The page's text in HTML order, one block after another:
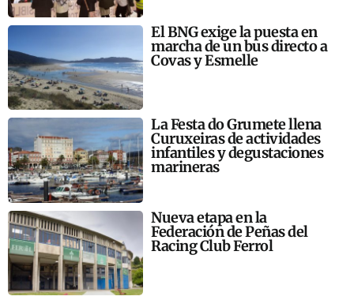
El BNG exige la puesta en
marcha de un bus directo a
Covas y Esmelle
La Festa do Grumete llena
Curuxeiras de actividades
infantiles y degustaciones
marineras
Nueva etapa en la
Federación de Peñas del
Racing Club Ferrol